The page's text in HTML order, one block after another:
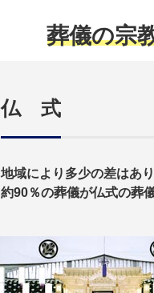
葬儀の宗
仏 式
地域により多少の差はあ
約90％の葬儀が仏式の葬